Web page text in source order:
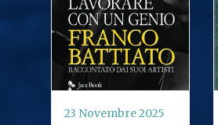
23 Novembre 2025